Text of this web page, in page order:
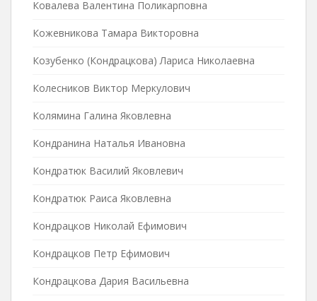
Ковалева Валентина Поликарповна
Кожевникова Тамара Викторовна
Козубенко (Кондрацкова) Лариса Николаевна
Колесников Виктор Меркулович
Колямина Галина Яковлевна
Кондранина Наталья Ивановна
Кондратюк Василий Яковлевич
Кондратюк Раиса Яковлевна
Кондрацков Николай Ефимович
Кондрацков Петр Ефимович
Кондрацкова Дария Васильевна